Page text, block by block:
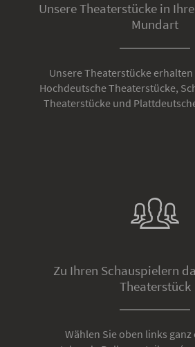
Unsere Theaterstücke in
Mundart
Unsere Theaterstücke erhalten
Hochdeutsche Theaterstücke,
Theaterstücke und
Zu Ihren Schauspielern
Theaterstück
Wählen Sie oben links